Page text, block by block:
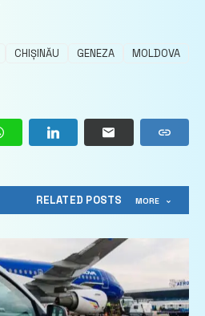
CHIȘINĂU GENEZA
MOLDOVA
RELATED POSTS MORE